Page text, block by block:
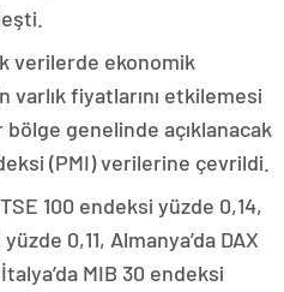
verilerde ekonomik
fiyatlarını etkilemesi
genelinde açıklanacak
(PMI) verilerine çevrildi.
100 endeksi yüzde 0,14,
0,11, Almanya’da DAX
MIB 30 endeksi